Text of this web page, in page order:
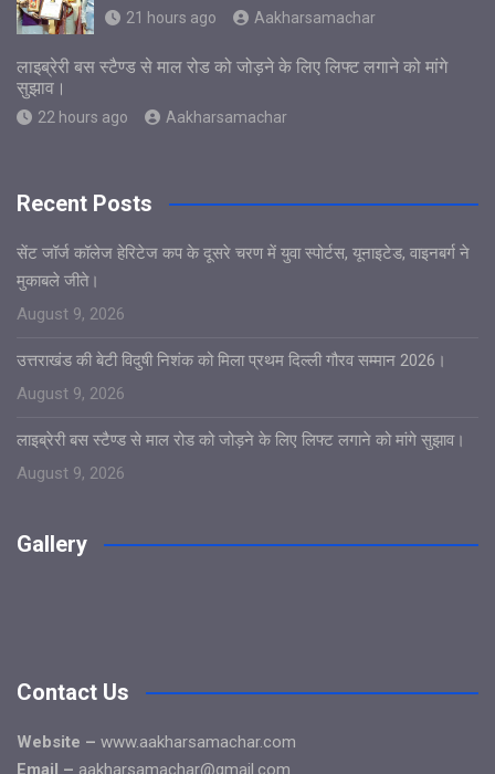
21 hours ago Aakharsamachar
लाइब्रेरी बस स्टैण्ड से माल रोड को जोड़ने के लिए लिफ्ट लगाने को मांगे
सुझाव।
22 hours ago Aakharsamachar
Recent Posts
सेंट जॉर्ज कॉलेज हेरिटेज कप के दूसरे चरण में युवा स्पोर्टस, यूनाइटेड, वाइनबर्ग ने
मुकाबले जीते।
August 9, 2026
उत्तराखंड की बेटी विदुषी निशंक को मिला प्रथम दिल्ली गौरव सम्मान 2026।
August 9, 2026
लाइब्रेरी बस स्टैण्ड से माल रोड को जोड़ने के लिए लिफ्ट लगाने को मांगे सुझाव।
August 9, 2026
Gallery
Contact Us
Website – www.aakharsamachar.com
Email – aakharsamachar@gmail.com